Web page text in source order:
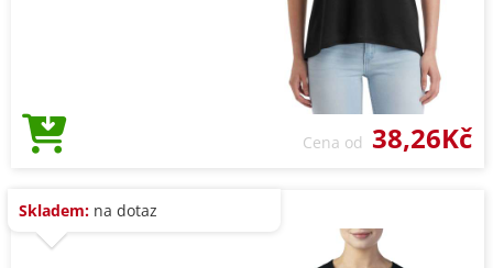
Cena od 38,26Kč
Skladem: na dotaz